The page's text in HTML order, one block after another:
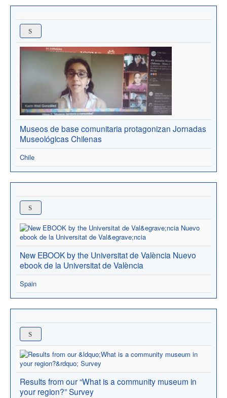
Museos de base comunitaria protagonizan Jornadas
Museológicas Chilenas
Chile
New EBOOK by the Universitat de València Nuevo
ebook de la Universitat de València
Spain
Results from our “What is a community museum in
your region?” Survey